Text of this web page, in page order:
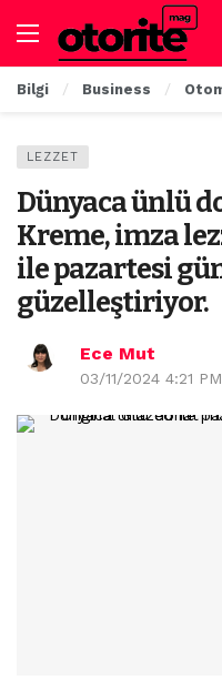
Bilgi Business
LEZZET
Dünyaca ünlü
Kreme, imza
ile pazartesi
güzelleştiriyor.
Ece Mut
03/11/2024 4:21 PM